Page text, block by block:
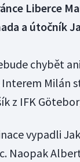
Liberce
a útočník
chybět
Milán
z IFK
vypadli
Naopak